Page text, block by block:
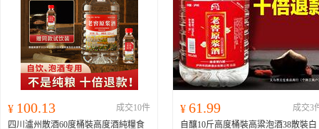
¥ 100.13
成交10件
四川瀘州散酒60度桶裝高度酒純糧食
¥ 61.99
成交3
自釀10斤高度桶裝高粱泡酒38散裝白